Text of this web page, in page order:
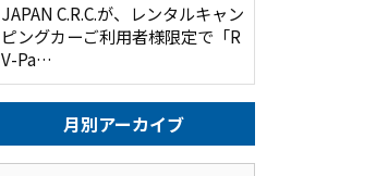
JAPAN C.R.C.が、レンタルキャン
ピングカーご利用者様限定で「R
V-Pa…
月別アーカイブ